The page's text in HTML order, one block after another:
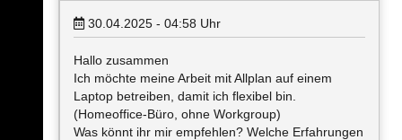
30.04.2025 - 04:58 Uhr
Hallo zusammen
Ich möchte meine Arbeit mit Allplan auf einem
Laptop betreiben, damit ich flexibel bin.
(Homeoffice-Büro, ohne Workgroup)
Was könnt ihr mir empfehlen? Welche Erfahrungen